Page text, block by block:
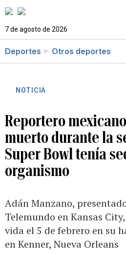
7 de agosto de 2026
Deportes Otros deportes
NOTICIA
Reportero
muerto durante la
Super Bowl tenía
organismo
Adán Manzano,
Telemundo en Kansas
vida el 5 de febrero en su
en Kenner, Nueva Orleans